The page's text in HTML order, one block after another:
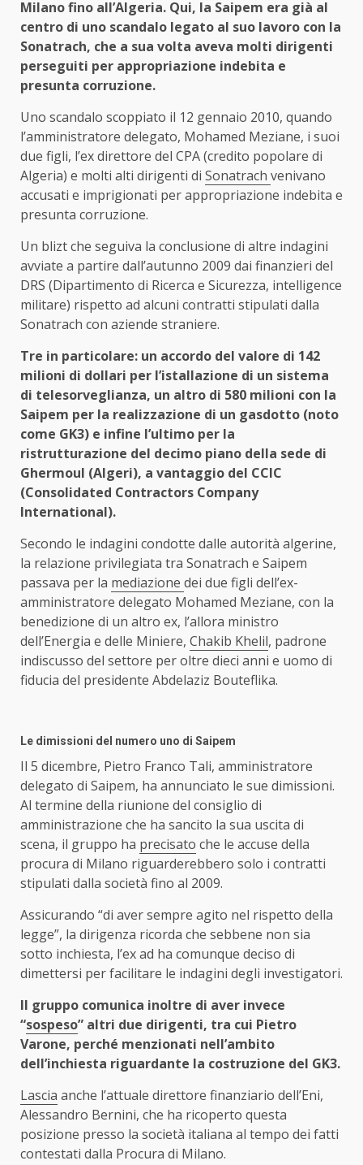
Milano fino all’Algeria. Qui, la Saipem era già al
centro di uno scandalo legato al suo lavoro con la
Sonatrach, che a sua volta aveva molti dirigenti
perseguiti per appropriazione indebita e
presunta corruzione.
Uno scandalo scoppiato il 12 gennaio 2010, quando
l’amministratore delegato, Mohamed Meziane, i suoi
due figli, l’ex direttore del CPA (credito popolare di
Algeria) e molti alti dirigenti di Sonatrach venivano
accusati e imprigionati per appropriazione indebita e
presunta corruzione.
Un blizt che seguiva la conclusione di altre indagini
avviate a partire dall’autunno 2009 dai finanzieri del
DRS (Dipartimento di Ricerca e Sicurezza, intelligence
militare) rispetto ad alcuni contratti stipulati dalla
Sonatrach con aziende straniere.
Tre in particolare: un accordo del valore di 142
milioni di dollari per l’istallazione di un sistema
di telesorveglianza, un altro di 580 milioni con la
Saipem per la realizzazione di un gasdotto (noto
come GK3) e infine l’ultimo per la
ristrutturazione del decimo piano della sede di
Ghermoul (Algeri), a vantaggio del CCIC
(Consolidated Contractors Company
International).
Secondo le indagini condotte dalle autorità algerine,
la relazione privilegiata tra Sonatrach e Saipem
passava per la mediazione dei due figli dell’ex-
amministratore delegato Mohamed Meziane, con la
benedizione di un altro ex, l’allora ministro
dell’Energia e delle Miniere, Chakib Khelil, padrone
indiscusso del settore per oltre dieci anni e uomo di
fiducia del presidente Abdelaziz Bouteflika.
Le dimissioni del numero uno di Saipem
Il 5 dicembre, Pietro Franco Tali, amministratore
delegato di Saipem, ha annunciato le sue dimissioni.
Al termine della riunione del consiglio di
amministrazione che ha sancito la sua uscita di
scena, il gruppo ha precisato che le accuse della
procura di Milano riguarderebbero solo i contratti
stipulati dalla società fino al 2009.
Assicurando “di aver sempre agito nel rispetto della
legge”, la dirigenza ricorda che sebbene non sia
sotto inchiesta, l’ex ad ha comunque deciso di
dimettersi per facilitare le indagini degli investigatori.
Il gruppo comunica inoltre di aver invece
“sospeso” altri due dirigenti, tra cui Pietro
Varone, perché menzionati nell’ambito
dell’inchiesta riguardante la costruzione del GK3.
Lascia anche l’attuale direttore finanziario dell’Eni,
Alessandro Bernini, che ha ricoperto questa
posizione presso la società italiana al tempo dei fatti
contestati dalla Procura di Milano.